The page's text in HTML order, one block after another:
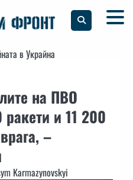
в Украйна
на ПВО
и 11 200
–
Karmazynovskyi